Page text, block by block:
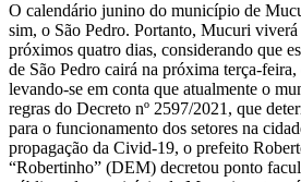
O calendário junino do município de
sim, o São Pedro. Portanto, Mucuri viverá
próximos quatro dias, considerando que
de São Pedro cairá na próxima terça-
levando-se em conta que atualmente o
regras do Decreto nº 2597/2021, que
para o funcionamento dos setores na
propagação da Civid-19, o prefeito
“Robertinho” (DEM) decretou ponto